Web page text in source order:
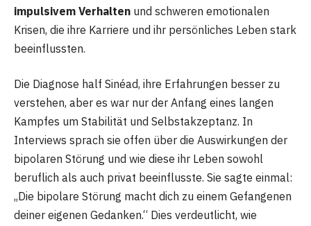
impulsivem Verhalten und schweren emotionalen
Krisen, die ihre Karriere und ihr persönliches Leben stark
beeinflussten.
Die Diagnose half Sinéad, ihre Erfahrungen besser zu
verstehen, aber es war nur der Anfang eines langen
Kampfes um Stabilität und Selbstakzeptanz. In
Interviews sprach sie offen über die Auswirkungen der
bipolaren Störung und wie diese ihr Leben sowohl
beruflich als auch privat beeinflusste. Sie sagte einmal:
„Die bipolare Störung macht dich zu einem Gefangenen
deiner eigenen Gedanken.“ Dies verdeutlicht, wie